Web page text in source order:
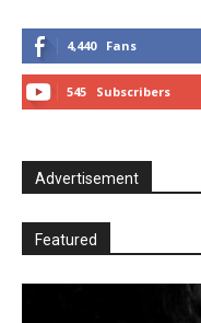
4,440 Fans
545 Subscribers
Advertisement
Featured